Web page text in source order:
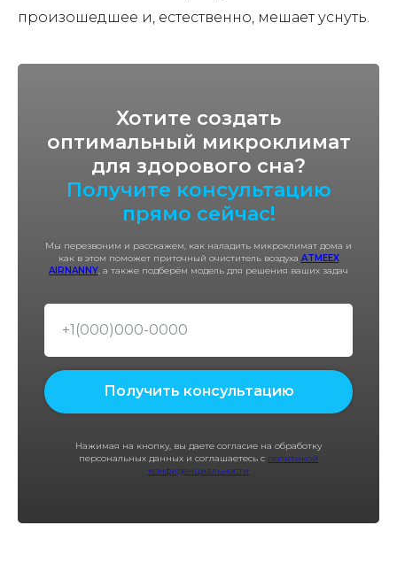
произошедшее и, естественно, мешает уснуть.
Хотите создать
оптимальный микроклимат
для здорового сна?
Получите консультацию
прямо сейчас!
Мы перезвоним и расскажем, как наладить микроклимат дома и
как в этом поможет приточный очиститель воздуха ATMEEX
AIRNANNY , а также подберём модель для решения ваших задач
Получить консультацию
Нажимая на кнопку, вы даете согласие на обработку
персональных данных и соглашаетесь с политикой
конфиденциальности